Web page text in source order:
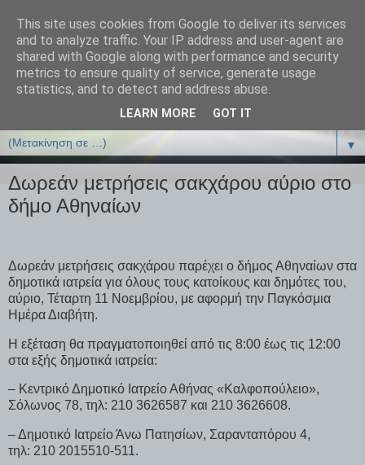
ΒΙΟΛΟΓΙΑonline.gr
Online Μαθήματα Βιολογίας
▼
Δωρεάν μετρήσεις σακχάρου αύριο στο
δήμο Αθηναίων
Δωρεάν μετρήσεις σακχάρου παρέχει ο δήμος Αθηναίων στα
δημοτικά ιατρεία για όλους τους κατοίκους και δημότες του,
αύριο, Τέταρτη 11 Νοεμβρίου, με αφορμή την Παγκόσμια
Ημέρα Διαβήτη.
Η εξέταση θα πραγματοποιηθεί από τις 8:00 έως τις 12:00
στα εξής δημοτικά ιατρεία:
– Κεντρικό Δημοτικό Ιατρείο Αθήνας «Καλφοπούλειο»,
Σόλωνος 78, τηλ: 210 3626587 και 210 3626608.
– Δημοτικό Ιατρείο Άνω Πατησίων, Σαρανταπόρου 4,
τηλ: 210 2015510-511.
This site uses cookies from Google to deliver its services
and to analyze traffic. Your IP address and user-agent are
shared with Google along with performance and security
metrics to ensure quality of service, generate usage
statistics, and to detect and address abuse.
LEARN MORE GOT IT